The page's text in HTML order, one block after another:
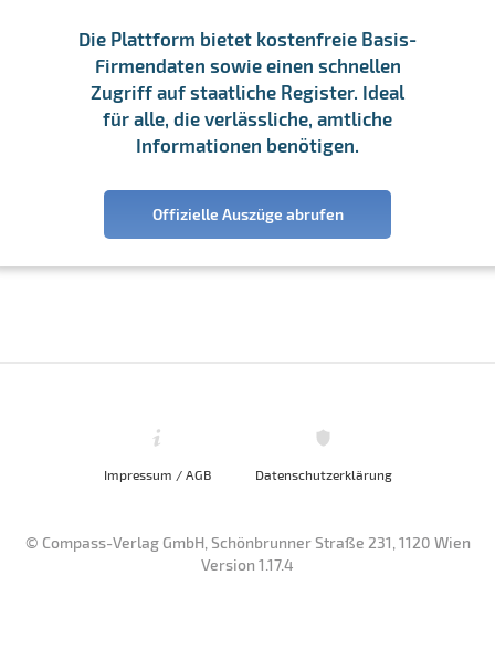
Die Plattform bietet kostenfreie Basis-
Firmendaten sowie einen schnellen
Zugriff auf staatliche Register. Ideal
für alle, die verlässliche, amtliche
Informationen benötigen.
Offizielle Auszüge abrufen
Impressum / AGB Datenschutzerklärung
© Compass-Verlag GmbH, Schönbrunner Straße 231, 1120 Wien
Version 1.17.4